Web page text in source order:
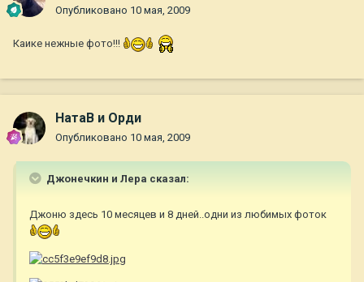
Опубликовано 10 мая, 2009
Каике нежные фото!!!
НатаВ и Орди
Опубликовано 10 мая, 2009
Джонечкин и Лера сказал:
Джоню здесь 10 месяцев и 8 дней..одни из любимых фоток